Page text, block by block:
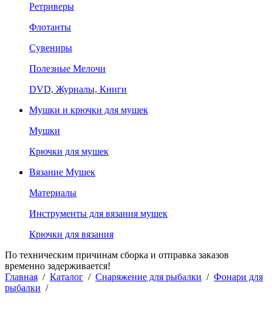
Ретриверы
Флотанты
Сувениры
Полезные Мелочи
DVD, Журналы, Книги
Мушки и крючки для мушек
Мушки
Крючки для мушек
Вязание Мушек
Материалы
Инструменты для вязания мушек
Крючки для вязания
По техническим причинам сборка и отправка заказов
временно задерживается!
Главная / Каталог / Снаряжение для рыбалки / Фонари для
рыбалки /